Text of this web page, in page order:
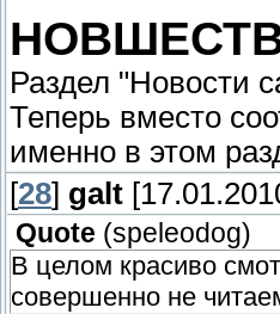
Раздел "Новости
Теперь вместо
именно в этом
[28] galt
Quote (speleodog)
В целом красиво
совершенно не